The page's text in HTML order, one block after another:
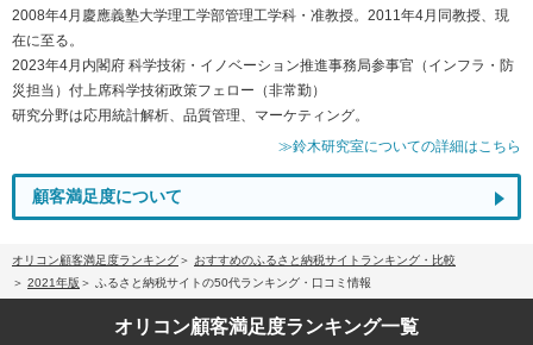
2008年4月慶應義塾大学理工学部管理工学科・准教授。2011年4月同教授、現
在に至る。
2023年4月内閣府 科学技術・イノベーション推進事務局参事官（インフラ・防
災担当）付上席科学技術政策フェロー（非常勤）
研究分野は応用統計解析、品質管理、マーケティング。
≫鈴木研究室についての詳細はこちら
顧客満足度について
オリコン顧客満足度ランキング
おすすめのふるさと納税サイトランキング・比較
2021年版
ふるさと納税サイトの50代ランキング・口コミ情報
オリコン顧客満足度ランキング一覧